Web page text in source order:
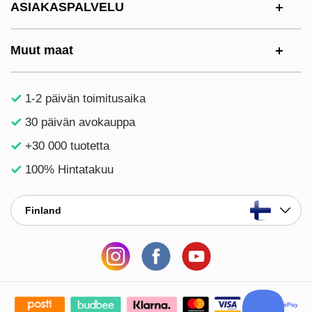
ASIAKASPALVELU
Muut maat
1-2 päivän toimitusaika
30 päivän avokauppa
+30 000 tuotetta
100% Hintatakuu
Finland